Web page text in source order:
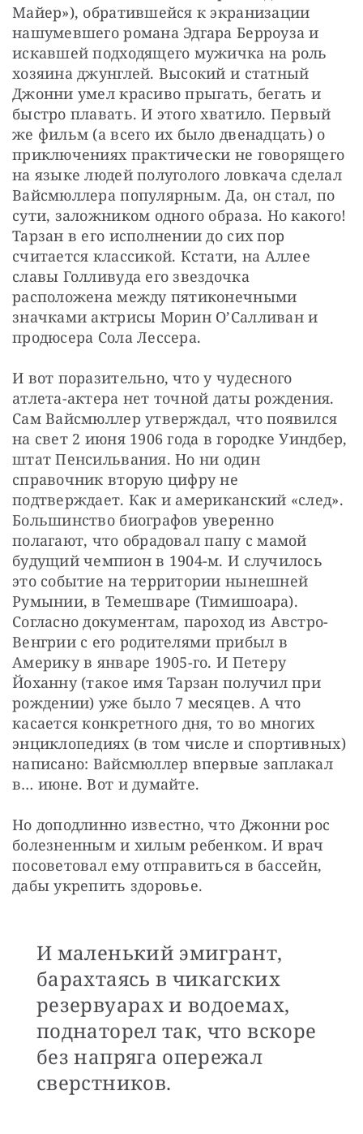
Майер»), обратившейся к экранизации
нашумевшего романа Эдгара Берроуза и
искавшей подходящего мужичка на роль
хозяина джунглей. Высокий и статный
Джонни умел красиво прыгать, бегать и
быстро плавать. И этого хватило. Первый
же фильм (а всего их было двенадцать) о
приключениях практически не говорящего
на языке людей полуголого ловкача сделал
Вайсмюллера популярным. Да, он стал, по
сути, заложником одного образа. Но какого!
Тарзан в его исполнении до сих пор
считается классикой. Кстати, на Аллее
славы Голливуда его звездочка
расположена между пятиконечными
значками актрисы Морин О’Салливан и
продюсера Сола Лессера.
И вот поразительно, что у чудесного
атлета-актера нет точной даты рождения.
Сам Вайсмюллер утверждал, что появился
на свет 2 июня 1906 года в городке Уиндбер,
штат Пенсильвания. Но ни один
справочник вторую цифру не
подтверждает. Как и американский «след».
Большинство биографов уверенно
полагают, что обрадовал папу с мамой
будущий чемпион в 1904-м. И случилось
это событие на территории нынешней
Румынии, в Темешваре (Тимишоара).
Согласно документам, пароход из Австро-
Венгрии с его родителями прибыл в
Америку в январе 1905-го. И Петеру
Йоханну (такое имя Тарзан получил при
рождении) уже было 7 месяцев. А что
касается конкретного дня, то во многих
энциклопедиях (в том числе и спортивных)
написано: Вайсмюллер впервые заплакал
в… июне. Вот и думайте.
Но доподлинно известно, что Джонни рос
болезненным и хилым ребенком. И врач
посоветовал ему отправиться в бассейн,
дабы укрепить здоровье.
И маленький эмигрант,
барахтаясь в чикагских
резервуарах и водоемах,
поднаторел так, что вскоре
без напряга опережал
сверстников.